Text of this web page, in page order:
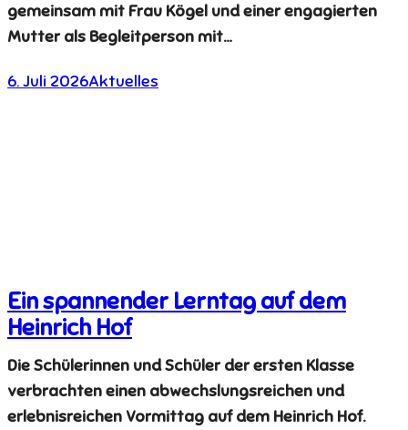
gemeinsam mit Frau Kögel und einer engagierten
Mutter als Begleitperson mit…
6. Juli 2026Aktuelles
Ein spannender Lerntag auf dem
Heinrich Hof
Die Schülerinnen und Schüler der ersten Klasse
verbrachten einen abwechslungsreichen und
erlebnisreichen Vormittag auf dem Heinrich Hof.